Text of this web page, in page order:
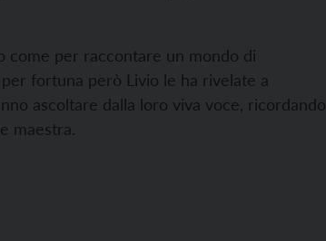
come per raccontare un mondo di
fortuna però Livio le ha rivelate a
ascoltare dalla loro viva voce, ricordando
maestra.